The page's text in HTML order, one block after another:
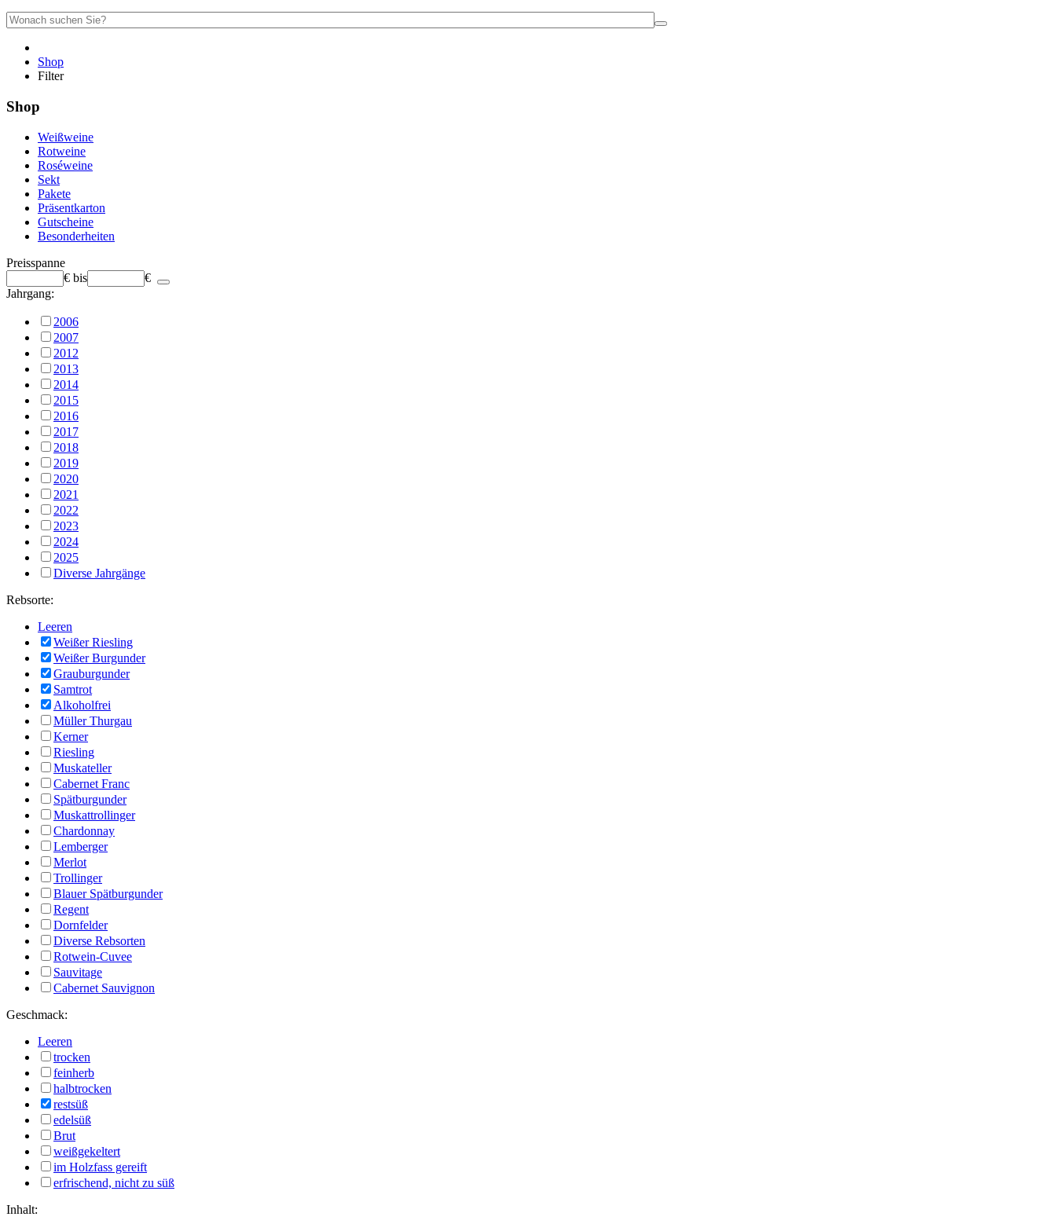
Shop
Filter
Shop
Weißweine
Rotweine
Roséweine
Sekt
Pakete
Präsentkarton
Gutscheine
Besonderheiten
Preisspanne
€ bis
€
Jahrgang:
2006
2007
2012
2013
2014
2015
2016
2017
2018
2019
2020
2021
2022
2023
2024
2025
Diverse Jahrgänge
Rebsorte:
Leeren
Weißer Riesling
Weißer Burgunder
Grauburgunder
Samtrot
Alkoholfrei
Müller Thurgau
Kerner
Riesling
Muskateller
Cabernet Franc
Spätburgunder
Muskattrollinger
Chardonnay
Lemberger
Merlot
Trollinger
Blauer Spätburgunder
Regent
Dornfelder
Diverse Rebsorten
Rotwein-Cuvee
Sauvitage
Cabernet Sauvignon
Geschmack:
Leeren
trocken
feinherb
halbtrocken
restsüß
edelsüß
Brut
weißgekeltert
im Holzfass gereift
erfrischend, nicht zu süß
Inhalt: